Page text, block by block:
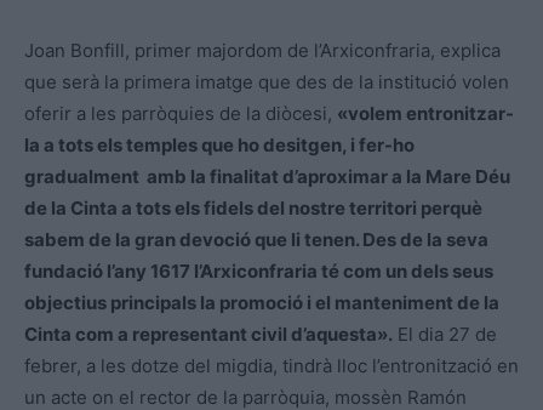
Joan Bonfill, primer majordom de l’Arxiconfraria, explica
que serà la primera imatge que des de la institució volen
oferir a les parròquies de la diòcesi, «volem entronitzar-
la a tots els temples que ho desitgen, i fer-ho
gradualment amb la finalitat d’aproximar a la Mare Déu
de la Cinta a tots els fidels del nostre territori perquè
sabem de la gran devoció que li tenen. Des de la seva
fundació l’any 1617 l’Arxiconfraria té com un dels seus
objectius principals la promoció i el manteniment de la
Cinta com a representant civil d’aquesta». El dia 27 de
febrer, a les dotze del migdia, tindrà lloc l’entronització en
un acte on el rector de la parròquia, mossèn Ramón